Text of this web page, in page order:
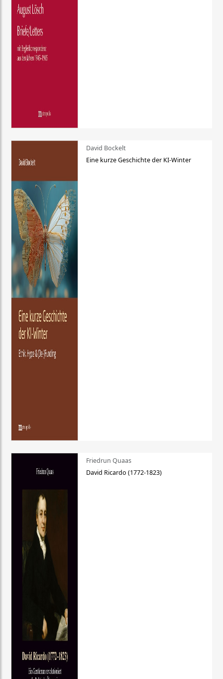
David Bockelt
Eine kurze Geschichte der KI-Winter
Friedrun Quaas
David Ricardo (1772-1823)